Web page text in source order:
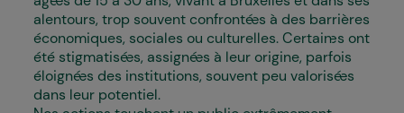
alentours, trop souvent confronté·es à des barrières
économiques, sociales ou culturelles. Certain·es ont
été stigmatisé·es, assigné·es à leur origine, parfois
éloigné·es des institutions, souvent peu valorisé·es
dans leur potentiel.